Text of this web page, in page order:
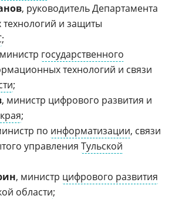
, руководитель Департамента
и защиты
;
государственного
технологий и связи
;
, министр цифрового развития и
;
по информатизации, связи
управления Тульской
, министр цифрового развития
области;